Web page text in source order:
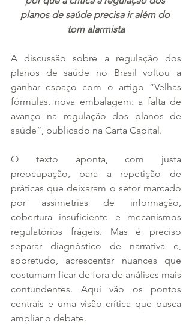
planos de saúde precisa ir além do
tom alarmista
A discussão sobre a regulação dos
planos de saúde no Brasil voltou a
ganhar espaço com o artigo “Velhas
fórmulas, nova embalagem: a falta de
avanço na regulação dos planos de
saúde”, publicado na Carta Capital.
O texto aponta, com justa
preocupação, para a repetição de
práticas que deixaram o setor marcado
por assimetrias de informação,
cobertura insuficiente e mecanismos
regulatórios frágeis. Mas é preciso
separar diagnóstico de narrativa e,
sobretudo, acrescentar nuances que
costumam ficar de fora de análises mais
contundentes. Aqui vão os pontos
centrais e uma visão crítica que busca
ampliar o debate.